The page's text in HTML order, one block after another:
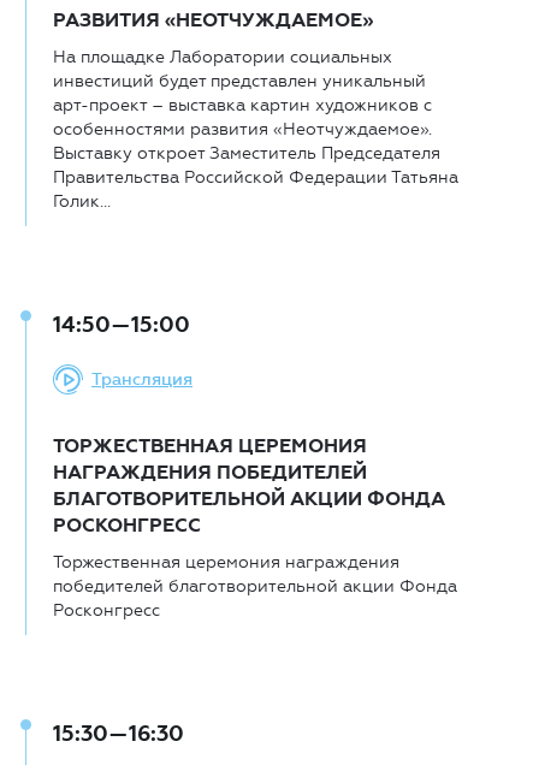
РАЗВИТИЯ «НЕОТЧУЖДАЕМОЕ»
На площадке Лаборатории социальных
инвестиций будет представлен уникальный
арт-проект – выставка картин художников с
особенностями развития «Неотчуждаемое».
Выставку откроет Заместитель Председателя
Правительства Российской Федерации Татьяна
Голик...
14:50—15:00
Трансляция
ТОРЖЕСТВЕННАЯ ЦЕРЕМОНИЯ
НАГРАЖДЕНИЯ ПОБЕДИТЕЛЕЙ
БЛАГОТВОРИТЕЛЬНОЙ АКЦИИ ФОНДА
РОСКОНГРЕСС
Торжественная церемония награждения
победителей благотворительной акции Фонда
Росконгресс
15:30—16:30